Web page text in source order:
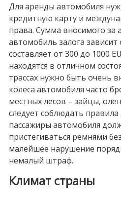
Для аренды автомобиля
кредитную карту и
права. Сумма вносимого за
автомобиль залога
составляет от 300 до 1000
находятся в отличном
трассах нужно быть очень
колеса автомобиля часто
местных лесов – зайцы,
следует соблюдать
пассажиры автомобиля
пристегиваться ремнями
малейшее нарушение
немалый штраф.
Климат страны